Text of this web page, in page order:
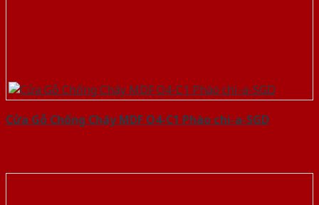
Cửa Gỗ Chống Cháy MDF O4-C1 Phào chi-a-SGD